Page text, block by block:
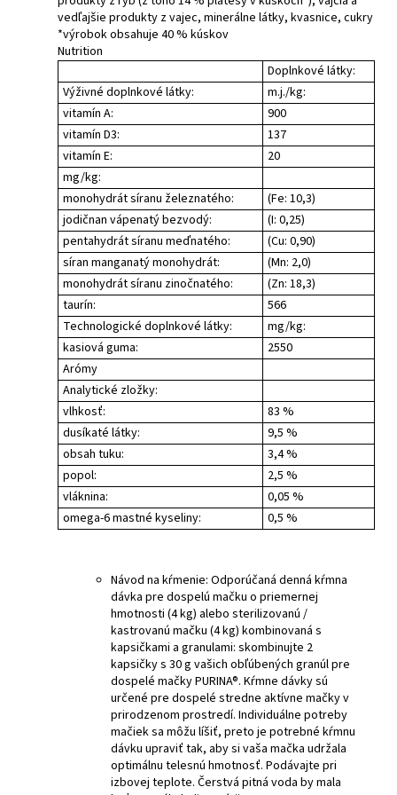
vedľajšie produkty z vajec, minerálne látky, kvasnice, cukry
*výrobok obsahuje 40 % kúskov
Nutrition
Doplnkové látky:
Výživné doplnkové látky:
m.j./kg:
vitamín A:
900
vitamín D3:
137
vitamín E:
20
mg/kg:
monohydrát síranu železnatého:
(Fe: 10,3)
jodičnan vápenatý bezvodý:
(I: 0,25)
pentahydrát síranu meďnatého:
(Cu: 0,90)
síran manganatý monohydrát:
(Mn: 2,0)
monohydrát síranu zinočnatého:
(Zn: 18,3)
taurín:
566
Technologické doplnkové látky:
mg/kg:
kasiová guma:
2550
Arómy
Analytické zložky:
vlhkosť:
83 %
dusíkaté látky:
9,5 %
obsah tuku:
3,4 %
popol:
2,5 %
vláknina:
0,05 %
omega-6 mastné kyseliny:
0,5 %
Návod na kŕmenie: Odporúčaná denná kŕmna
dávka pre dospelú mačku o priemernej
hmotnosti (4 kg) alebo sterilizovanú /
kastrovanú mačku (4 kg) kombinovaná s
kapsičkami a granulami: skombinujte 2
kapsičky s 30 g vašich obľúbených granúl pre
dospelé mačky PURINA®. Kŕmne dávky sú
určené pre dospelé stredne aktívne mačky v
prirodzenom prostredí. Individuálne potreby
mačiek sa môžu líšiť, preto je potrebné kŕmnu
dávku upraviť tak, aby si vaša mačka udržala
optimálnu telesnú hmotnosť. Podávajte pri
izbovej teplote. Čerstvá pitná voda by mala